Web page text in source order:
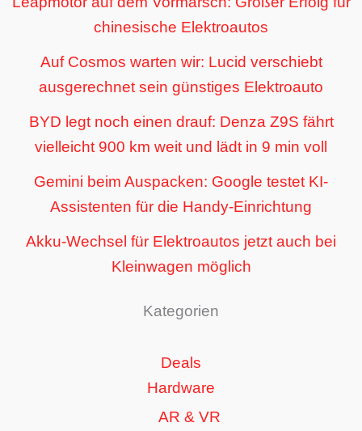
chinesische Elektroautos
Auf Cosmos warten wir: Lucid verschiebt
ausgerechnet sein günstiges Elektroauto
BYD legt noch einen drauf: Denza Z9S fährt
vielleicht 900 km weit und lädt in 9 min voll
Gemini beim Auspacken: Google testet KI-
Assistenten für die Handy-Einrichtung
Akku-Wechsel für Elektroautos jetzt auch bei
Kleinwagen möglich
Kategorien
Deals
Hardware
AR & VR